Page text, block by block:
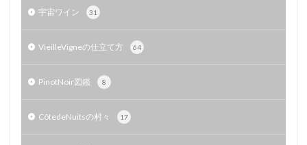
宇宙ワイン 31
VieilleVigneの仕立て方 64
PinotNoir図鑑 8
CôtedeNuitsの村々 17